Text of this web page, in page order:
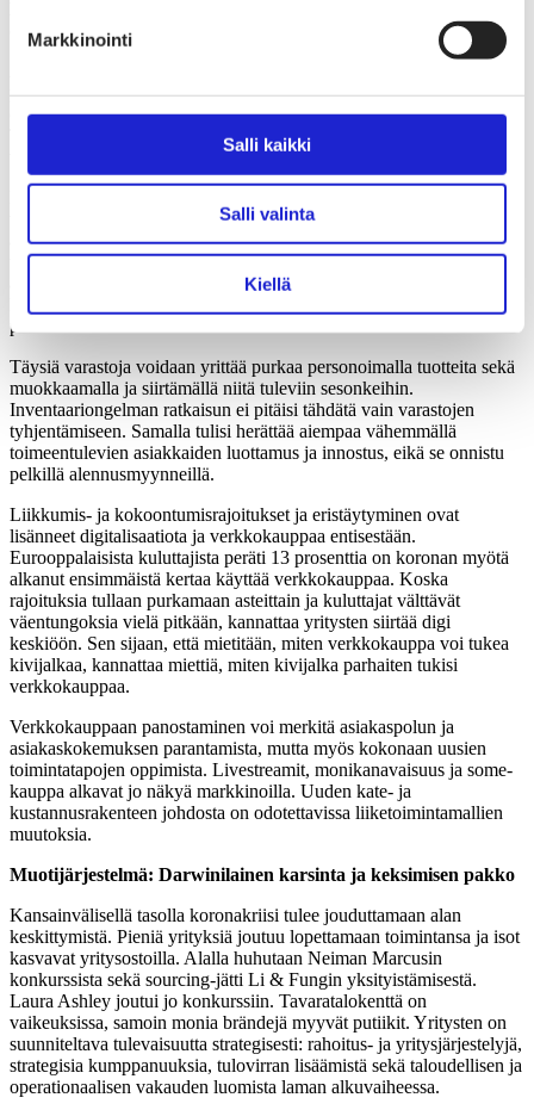
Markkinointi
Salli kaikki
Salli valinta
Kiellä
digiloikasta tulee digiräjähdys
prosenttia asiakkaista Euroopassa ja Yhdysvalloissa otaksuu jatkossa
ostavansa ekologisempia ja sosiaalisesti vastuullisempia vaatteita.
Tosin 65 prosenttia kuluttajista odottaa vähentävänsä kuluttamista
vaatteisiin, samalla kun 40 prosenttia alentaa kokonaiskulutusta.
vähentämään myyntiä pitkällä aikavälillä, luultavasti myös lisäämään
alennushintoja hyödyntävien ”alehaukkojen” osuutta. Keskihintaiset
tuotteet kärsivät eniten, koska alhaisimman ostovoiman
asiakasryhmät siirtyvät halvempiin tuotteisiin ja keskiluokan
premium-tuotteisiin.
Täysiä varastoja voidaan yrittää purkaa personoimalla tuotteita sekä
muokkaamalla ja siirtämällä niitä tuleviin sesonkeihin.
Inventaariongelman ratkaisun ei pitäisi tähdätä vain varastojen
tyhjentämiseen. Samalla tulisi herättää aiempaa vähemmällä
toimeentulevien asiakkaiden luottamus ja innostus, eikä se onnistu
pelkillä alennusmyynneillä.
Liikkumis- ja kokoontumisrajoitukset ja eristäytyminen ovat
lisänneet digitalisaatiota ja verkkokauppaa entisestään.
Eurooppalaisista kuluttajista peräti 13 prosenttia on koronan myötä
alkanut ensimmäistä kertaa käyttää verkkokauppaa. Koska
rajoituksia tullaan purkamaan asteittain ja kuluttajat välttävät
väentungoksia vielä pitkään, kannattaa yritysten siirtää digi
keskiöön. Sen sijaan, että mietitään, miten verkkokauppa voi tukea
kivijalkaa, kannattaa miettiä, miten kivijalka parhaiten tukisi
verkkokauppaa.
Verkkokauppaan panostaminen voi merkitä asiakaspolun ja
asiakaskokemuksen parantamista, mutta myös kokonaan uusien
toimintatapojen oppimista. Livestreamit, monikanavaisuus ja some-
kauppa alkavat jo näkyä markkinoilla. Uuden kate- ja
kustannusrakenteen johdosta on odotettavissa liiketoimintamallien
muutoksia.
Muotijärjestelmä: Darwinilainen karsinta ja keksimisen pakko
Kansainvälisellä tasolla koronakriisi tulee jouduttamaan alan
keskittymistä. Pieniä yrityksiä joutuu lopettamaan toimintansa ja isot
kasvavat yritysostoilla. Alalla huhutaan Neiman Marcusin
konkurssista sekä sourcing-jätti Li & Fungin yksityistämisestä.
Laura Ashley joutui jo konkurssiin. Tavaratalokenttä on
vaikeuksissa, samoin monia brändejä myyvät putiikit. Yritysten on
suunniteltava tulevaisuutta strategisesti: rahoitus- ja yritysjärjestelyjä,
strategisia kumppanuuksia, tulovirran lisäämistä sekä taloudellisen ja
operationaalisen vakauden luomista laman alkuvaiheessa.